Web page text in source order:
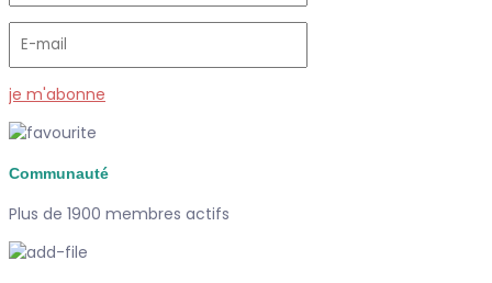
je m'abonne
Communauté
Plus de 1900 membres actifs